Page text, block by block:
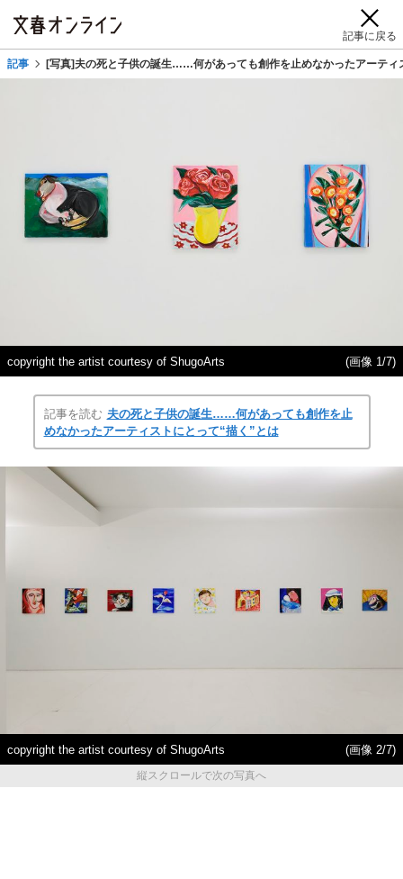
記事に戻る
記事 [写真]夫の死と子供の誕生……何があっても創作を止めなかったアーティ
copyright the artist courtesy of ShugoArts (画像 1/7)
記事を読む 夫の死と子供の誕生……何があっても創作を止
めなかったアーティストにとって“描く”とは
copyright the artist courtesy of ShugoArts
(画像 2/7)
縦スクロールで次の写真へ